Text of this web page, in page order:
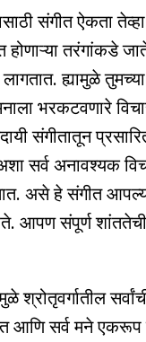
संगीत ऐकता
होणाऱ्या तरंगांकडे
ह्यामुळे
भरकटवणारे
संगीतातून
सर्व अनावश्यक
असे हे संगीत
आपण संपूर्ण
श्रोतृवर्गातील
आणि सर्व मने एकरूप